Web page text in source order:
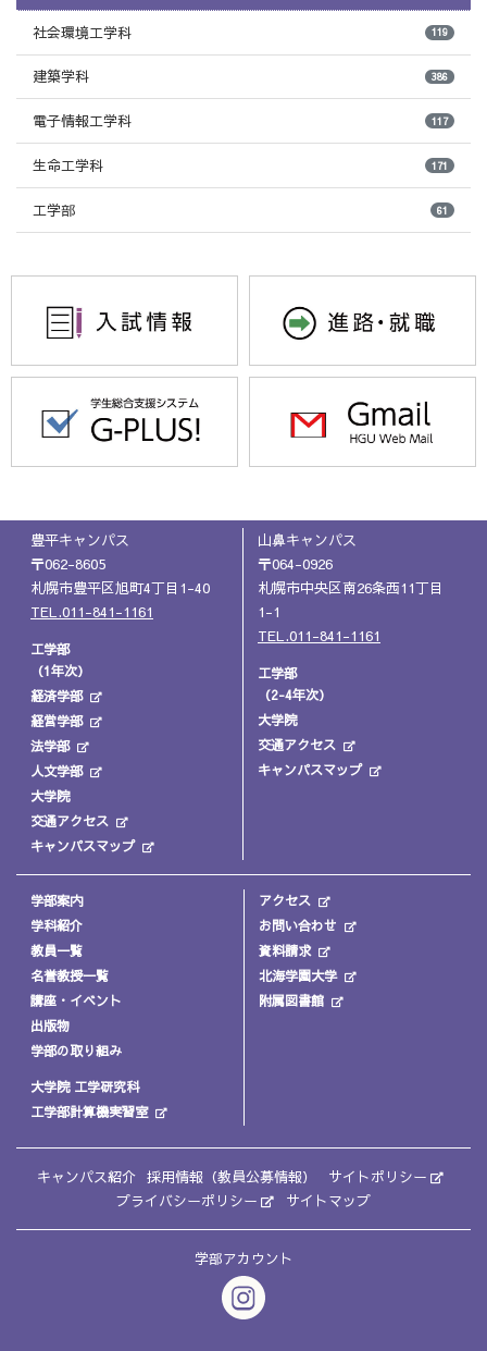
社会環境工学科 119
建築学科 386
電子情報工学科 117
生命工学科 171
工学部 61
豊平キャンパス
〒062-8605
札幌市豊平区旭町4丁目1-40
TEL.011-841-1161
工学部
（1年次）
経済学部
経営学部
法学部
人文学部
大学院
交通アクセス
キャンパスマップ
山鼻キャンパス
〒064-0926
札幌市中央区南26条西11丁目
1-1
TEL.011-841-1161
工学部
（2-4年次）
大学院
交通アクセス
キャンパスマップ
学部案内
学科紹介
教員一覧
名誉教授一覧
講座・イベント
出版物
学部の取り組み
大学院 工学研究科
工学部計算機実習室
アクセス
お問い合わせ
資料請求
北海学園大学
附属図書館
キャンパス紹介 採用情報（教員公募情報）
サイトポリシー
プライバシーポリシー
サイトマップ
学部アカウント